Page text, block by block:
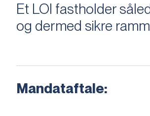
Et LOI fastholder
og dermed sikre
Mandataftale: